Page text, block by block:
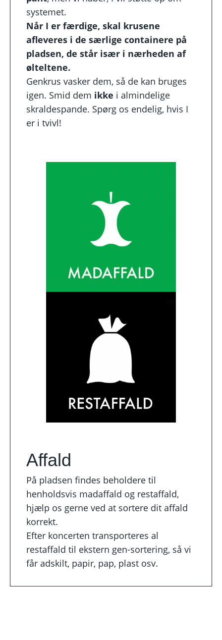
systemet.
Når I er færdige, skal krusene
afleveres i de særlige containere på
pladsen, de står især i nærheden af
ølteltene.
Genkrus vasker dem, så de kan bruges
igen. Smid dem ikke i almindelige
skraldespande. Spørg os endelig, hvis I
er i tvivl!
Affald
På pladsen findes beholdere til
henholdsvis madaffald og restaffald,
hjælp os gerne ved at sortere dit affald
korrekt.
Efter koncerten transporteres al
restaffald til ekstern gen-sortering, så vi
får adskilt, papir, pap, plast osv.